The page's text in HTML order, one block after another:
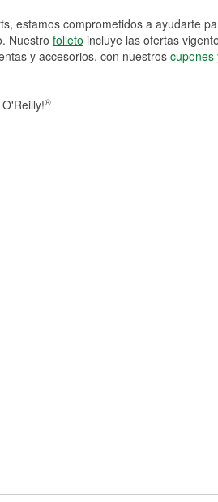
estamos comprometidos a ayudarte
Nuestro folleto incluye las ofertas
y accesorios, con nuestros cupones
®